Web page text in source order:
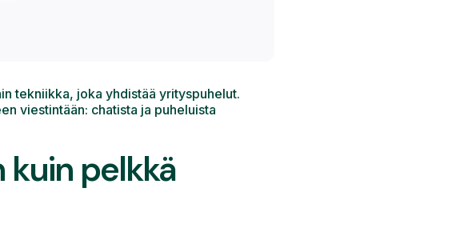
tekniikka, joka yhdistää yrityspuhelut.
viestintään: chatista ja puheluista
kuin pelkkä